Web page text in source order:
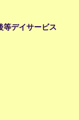
等デイサービス